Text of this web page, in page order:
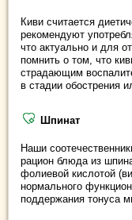
Киви считается
рекомендуют
что актуально и для
помнить о том, что
страдающим
в стадии обострения
Шпинат
Наши
рацион блюда из
фолиевой кислотой
нормального
поддержания тонуса